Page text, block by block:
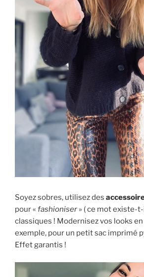
Soyez sobres, utilisez des
pour « fashioniser » ( ce mot existe-
classiques ! Modernisez vos looks
exemple, pour un petit sac imprimé
Effet garantis !